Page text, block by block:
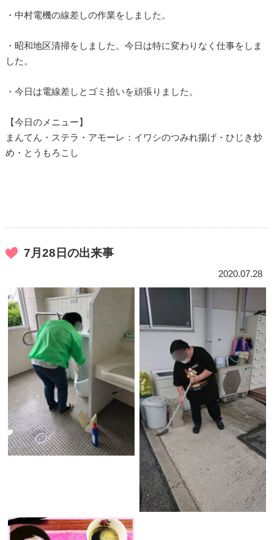
・中村電機の線差しの作業をしました。
・昭和地区清掃をしました。今日は特に変わりなく仕事をしま
した。
・今日は電線差しとゴミ拾いを頑張りました。
【今日のメニュー】
まんてん・ステラ・アモーレ：イワシのつみれ揚げ・ひじき炒
め・とうもろこし
7月28日の出来事
2020.07.28